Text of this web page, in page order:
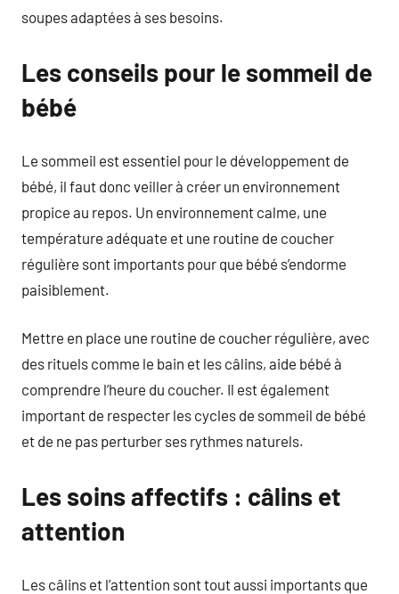
soupes adaptées à ses besoins.
Les conseils pour le sommeil de
bébé
Le sommeil est essentiel pour le développement de
bébé, il faut donc veiller à créer un environnement
propice au repos. Un environnement calme, une
température adéquate et une routine de coucher
régulière sont importants pour que bébé s’endorme
paisiblement.
Mettre en place une routine de coucher régulière, avec
des rituels comme le bain et les câlins, aide bébé à
comprendre l’heure du coucher. Il est également
important de respecter les cycles de sommeil de bébé
et de ne pas perturber ses rythmes naturels.
Les soins affectifs : câlins et
attention
Les câlins et l’attention sont tout aussi importants que